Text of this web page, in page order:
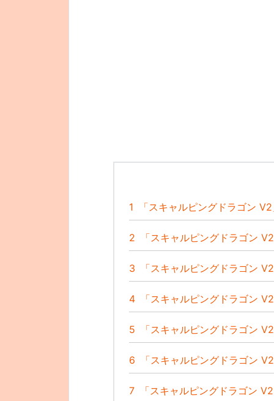
1 「スキャルピングドラゴン
2 「スキャルピングドラゴン
3 「スキャルピングドラゴン
4 「スキャルピングドラゴン
5 「スキャルピングドラゴン
6 「スキャルピングドラゴン
7 「スキャルピングドラゴン